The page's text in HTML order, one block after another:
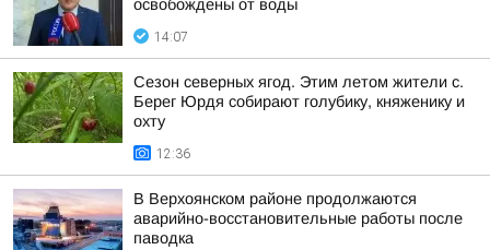
освобождены от воды
14:07
Сезон северных ягод. Этим летом жители с.
Берег Юрдя собирают голубику, княженику и
охту
12:36
В Верхоянском районе продолжаются
аварийно-восстановительные работы после
паводка